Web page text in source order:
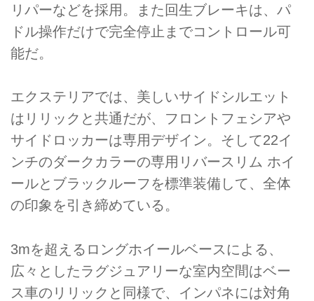
リパーなどを採用。また回生ブレーキは、パ
ドル操作だけで完全停止までコントロール可
能だ。
エクステリアでは、美しいサイドシルエット
はリリックと共通だが、フロントフェシアや
サイドロッカーは専用デザイン。そして22イ
ンチのダークカラーの専用リバースリム ホイ
ールとブラックルーフを標準装備して、全体
の印象を引き締めている。
3mを超えるロングホイールベースによる、
広々としたラグジュアリーな室内空間はベー
ス車のリリックと同様で、インパネには対角